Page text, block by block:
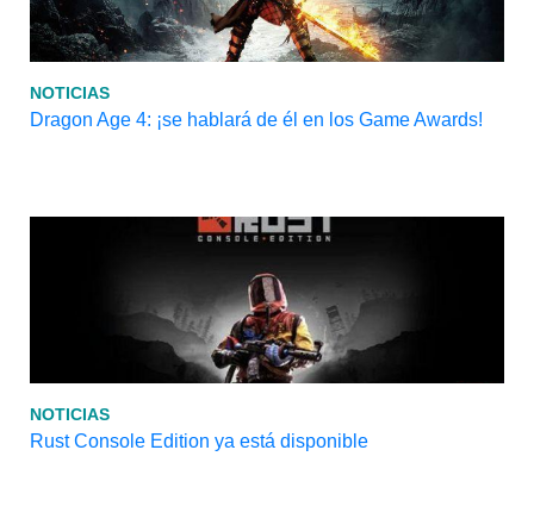
NOTICIAS
Dragon Age 4: ¡se hablará de él en los Game Awards!
NOTICIAS
Rust Console Edition ya está disponible